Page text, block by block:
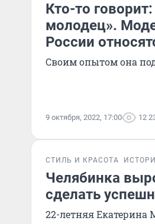
Кто-то
молодец».
России
Своим опытом она
9 октября, 2022, 17:00 12
СТИЛЬ И КРАСОТА
Челябинка
сделать
22-летняя Екатерина